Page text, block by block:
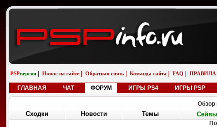
PSPверсия Новое на сайте Обратная связь Команда сайта FAQ ПРАВИЛА
ГЛАВНАЯ ЧАТ ФОРУМ ИГРЫ PS4 ИГРЫ PSP
Обзор
Сходки Новости Темы Сейвы